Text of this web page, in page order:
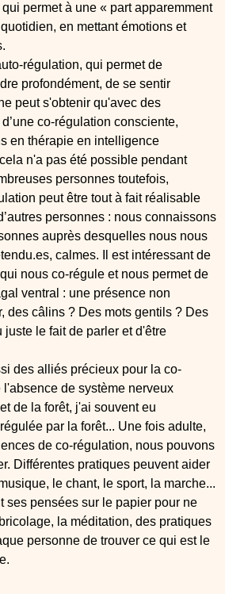
permet à une « part apparemment
en mettant émotions et
régulation, qui permet de
profondément, de se sentir
peut s'obtenir qu'avec des
co-régulation consciente,
en thérapie en intelligence
n'a pas été possible pendant
personnes toutefois,
peut être tout à fait réalisable
personnes : nous connaissons
auprès desquelles nous nous
calmes. Il est intéressant de
nous co-régule et nous permet de
ventral : une présence non
des câlins ? Des mots gentils ? Des
juste le fait de parler et d'être
des alliés précieux pour la co-
l'absence de système nerveux
de la forêt, j'ai souvent eu
par la forêt... Une fois adulte,
de co-régulation, nous pouvons
Différentes pratiques peuvent aider
le chant, le sport, la marche...
ses pensées sur le papier pour ne
la méditation, des pratiques
personne de trouver ce qui est le